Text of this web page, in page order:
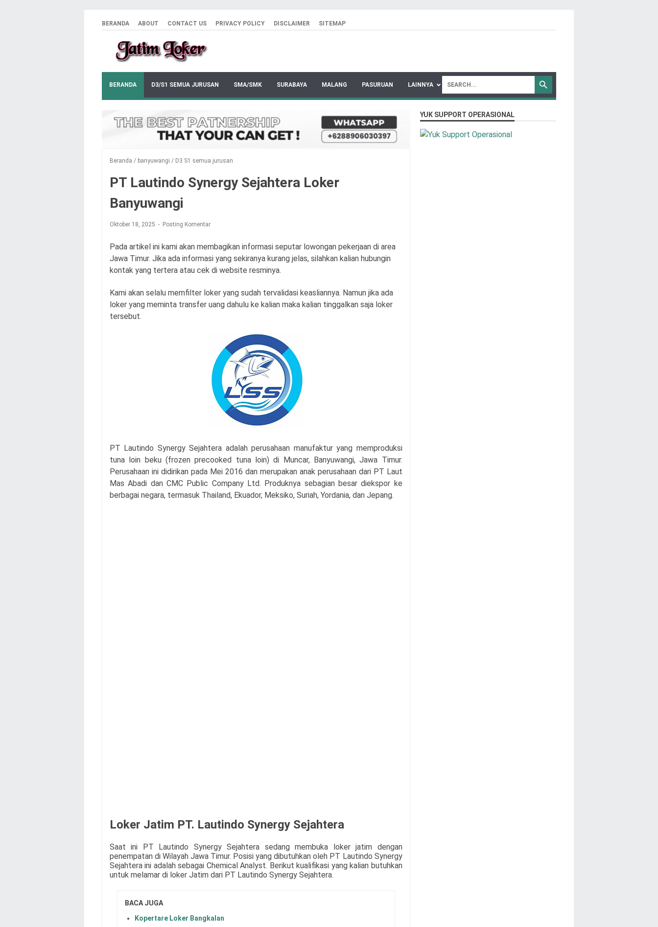
BERANDA ABOUT CONTACT US PRIVACY POLICY DISCLAIMER SITEMAP
BERANDA D3/S1 SEMUA JURUSAN SMA/SMK SURABAYA MALANG PASURUAN LAINNYA
Beranda / banyuwangi / D3 S1 semua jurusan
PT Lautindo Synergy Sejahtera Loker
Banyuwangi
Oktober 18, 2025 Posting Komentar
Pada artikel ini kami akan membagikan informasi seputar lowongan pekerjaan di area
Jawa Timur. Jika ada informasi yang sekiranya kurang jelas, silahkan kalian hubungin
kontak yang tertera atau cek di website resminya.
Kami akan selalu memfilter loker yang sudah tervalidasi keasliannya. Namun jika ada
loker yang meminta transfer uang dahulu ke kalian maka kalian tinggalkan saja loker
tersebut.
PT Lautindo Synergy Sejahtera adalah perusahaan manufaktur yang memproduksi
tuna loin beku (frozen precooked tuna loin) di Muncar, Banyuwangi, Jawa Timur.
Perusahaan ini didirikan pada Mei 2016 dan merupakan anak perusahaan dari PT Laut
Mas Abadi dan CMC Public Company Ltd. Produknya sebagian besar diekspor ke
berbagai negara, termasuk Thailand, Ekuador, Meksiko, Suriah, Yordania, dan Jepang.
Loker Jatim PT. Lautindo Synergy Sejahtera
Saat ini PT Lautindo Synergy Sejahtera sedang membuka loker jatim dengan
penempatan di Wilayah Jawa Timur. Posisi yang dibutuhkan oleh PT Lautindo Synergy
Sejahtera ini adalah sebagai Chemical Analyst. Berikut kualifikasi yang kalian butuhkan
untuk melamar di loker Jatim dari PT Lautindo Synergy Sejahtera.
BACA JUGA
Kopertare Loker Bangkalan
YUK SUPPORT OPERASIONAL